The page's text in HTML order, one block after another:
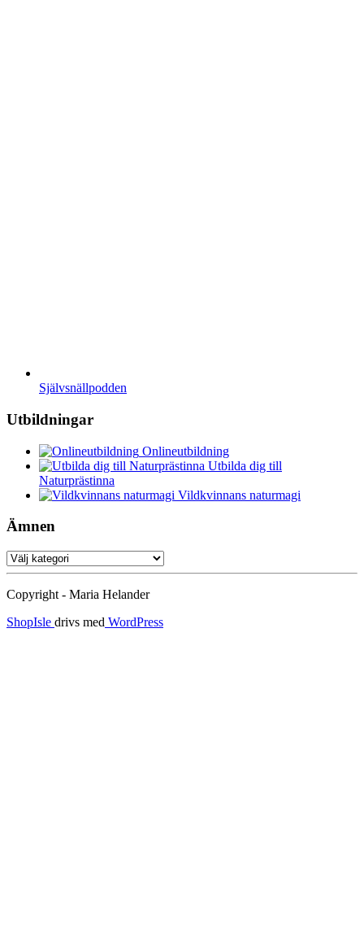
Självsnällpodden
Utbildningar
Onlineutbildning
Utbilda dig till
Naturprästinna
Vildkvinnans naturmagi
Ämnen
Ämnen
Copyright - Maria Helander
ShopIsle drivs med WordPress